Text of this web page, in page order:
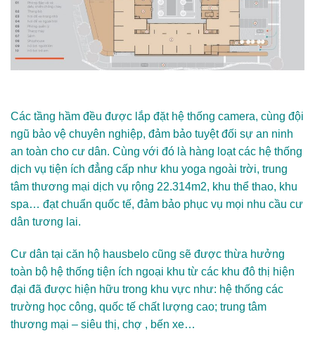
Các tầng hầm đều được lắp đặt hệ thống camera, cùng đội
ngũ bảo vệ chuyên nghiệp, đảm bảo tuyệt đối sự an ninh
an toàn cho cư dân. Cùng với đó là hàng loạt các hệ thống
dịch vụ tiện ích đẳng cấp như khu yoga ngoài trời, trung
tâm thương mại dịch vụ rộng 22.314m2, khu thể thao, khu
spa… đạt chuẩn quốc tế, đảm bảo phục vụ mọi nhu cầu cư
dân tương lai.
Cư dân tại căn hộ hausbelo cũng sẽ được thừa hưởng
toàn bộ hệ thống tiện ích ngoại khu từ các khu đô thị hiện
đại đã được hiện hữu trong khu vực như: hệ thống các
trường học công, quốc tế chất lượng cao; trung tâm
thương mại – siêu thị, chợ , bến xe…